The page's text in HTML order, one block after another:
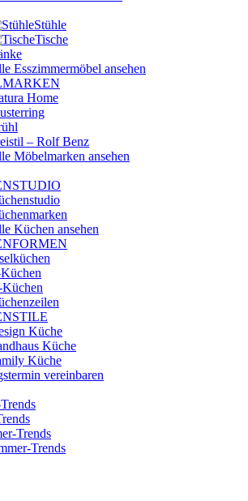
Stühle
Tische
Esszimmermöbel ansehen
Home
– Rolf Benz
Möbelmarken ansehen
Küchen ansehen
Küche
Küche
Küche
vereinbaren
Trends
Trends